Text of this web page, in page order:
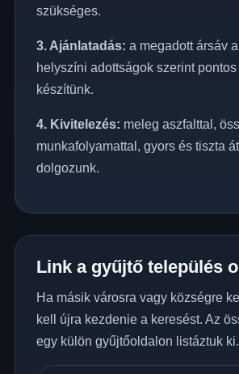
szükséges.
3. Ajánlatadás: a megadott ársáv
helyszíni adottságok szerint
készítünk.
4. Kivitelezés: meleg aszfalttal,
munkafolyamattal, gyors és tiszta
dolgozunk.
Link a gyűjtő település
Ha másik városra vagy községre
kell újra kezdenie a keresést. Az
egy külön gyűjtőoldalon listáztuk ki.